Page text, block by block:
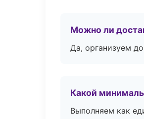
Можно ли
Да, организуем
Какой
Выполняем как